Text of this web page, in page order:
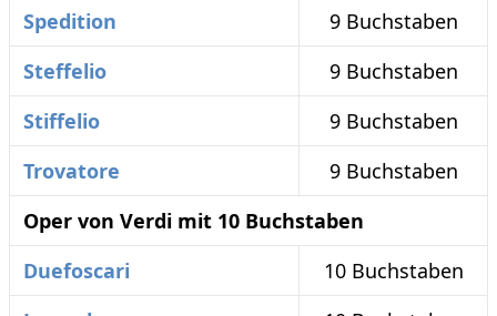
Spedition
9 Buchstaben
Steffelio
9 Buchstaben
Stiffelio
9 Buchstaben
Trovatore
9 Buchstaben
Oper von Verdi mit 10 Buchstaben
Duefoscari
10 Buchstaben